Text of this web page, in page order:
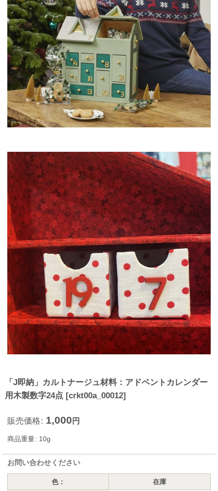
「J即納」カルトナージュ材料：アドベントカレンダー
用木製数字24点 [crkt00a_00012]
販売価格: 1,000 円
商品重量: 10g
お問い合わせください
色： 在庫